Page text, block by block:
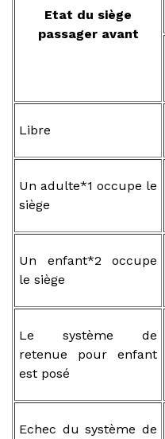
Etat du siège
passager avant
Libre
Un adulte*1 occupe le
siège
Un enfant*2 occupe
le siège
Le système de
retenue pour enfant
est posé
Echec du système de